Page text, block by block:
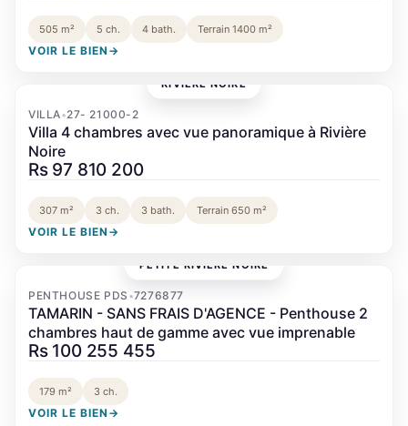
505 m² 5 ch. 4 bath. Terrain 1400 m²
VOIR LE BIEN →
RIVIÈRE NOIRE
VILLA•27- 21000-2
Villa 4 chambres avec vue panoramique à Rivière
Noire
Rs 97 810 200
307 m² 3 ch. 3 bath. Terrain 650 m²
VOIR LE BIEN →
PETITE RIVIÈRE NOIRE
PENTHOUSE PDS •7276877
TAMARIN - SANS FRAIS D'AGENCE - Penthouse 2
chambres haut de gamme avec vue imprenable
Rs 100 255 455
179 m² 3 ch.
VOIR LE BIEN →